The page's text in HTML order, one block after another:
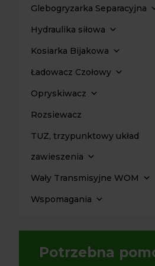
Glebogryzarka Separacyjna
Hydraulika siłowa
Kosiarka Bijakowa
Ładowacz Czołowy
Opryskiwacz
Rozsiewacz
TUZ, trzypunktowy układ
zawieszenia
Wały Transmisyjne WOM
Wspomagania
Potrzebna